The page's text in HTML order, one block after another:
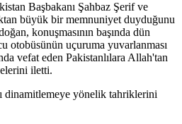
Başbakanı Şahbaz Şerif ve
büyük bir memnuniyet duyduğunu
konuşmasının başında dün
otobüsünün uçuruma yuvarlanması
vefat eden Pakistanlılara Allah'tan
iletti.
dinamitlemeye yönelik tahriklerini